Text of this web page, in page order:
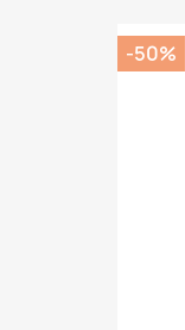
-50%